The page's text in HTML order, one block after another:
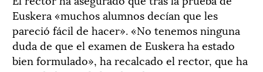
Euskera «muchos alumnos decían que les
pareció fácil de hacer». «No tenemos ninguna
duda de que el examen de Euskera ha estado
bien formulado», ha recalcado el rector, que ha